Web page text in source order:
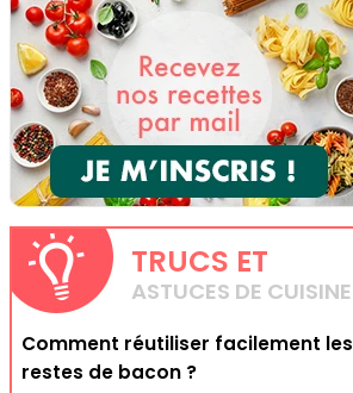
TRUCS ET
ASTUCES DE CUISINE
Comment réutiliser facilement les
restes de bacon ?